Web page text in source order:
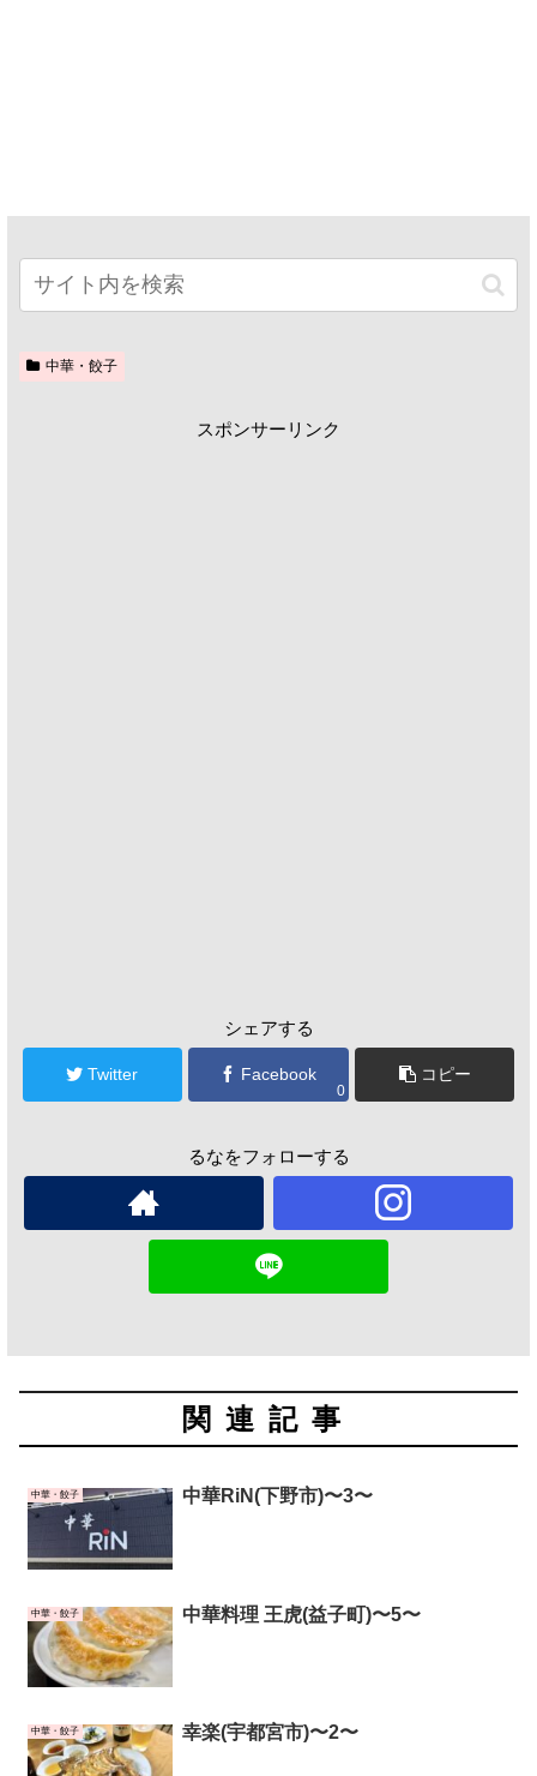
中華・餃子
スポンサーリンク
シェアする
Twitter Facebook
0
コピー
るなをフォローする
関連記事
中華・餃子 中華RiN(下野市)〜3〜
中華・餃子 中華料理 王虎(益子町)〜5〜
中華・餃子 幸楽(宇都宮市)〜2〜